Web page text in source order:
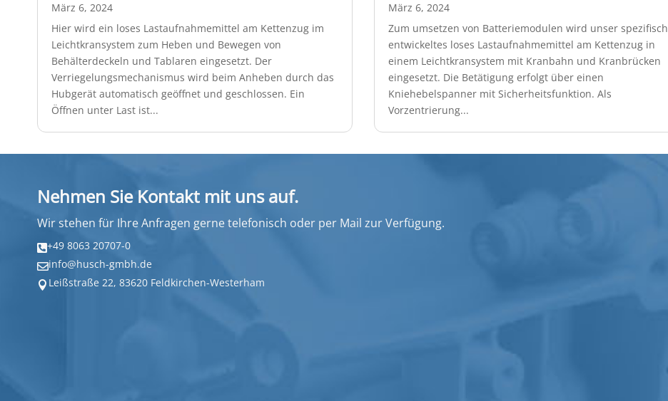
März 6, 2024
Hier wird ein loses Lastaufnahmemittel am Kettenzug im
Leichtkransystem zum Heben und Bewegen von
Behälterdeckeln und Tablaren eingesetzt. Der
Verriegelungsmechanismus wird beim Anheben durch das
Hubgerät automatisch geöffnet und geschlossen. Ein
Öffnen unter Last ist...
März 6, 2024
Zum umsetzen von Batteriemodulen wird unser spezifisch
entwickeltes loses Lastaufnahmemittel am Kettenzug in
einem Leichtkransystem mit Kranbahn und Kranbrücken
eingesetzt. Die Betätigung erfolgt über einen
Kniehebelspanner mit Sicherheitsfunktion. Als
Vorzentrierung...
Nehmen Sie Kontakt mit uns auf.
Wir stehen für Ihre Anfragen gerne telefonisch oder per Mail zur Verfügung.
+49 8063 20707-0
info@husch-gmbh.de
 Leißstraße 22, 83620 Feldkirchen-Westerham